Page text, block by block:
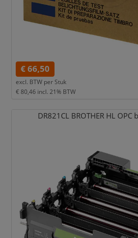
€ 66,50
excl. BTW per Stuk
€ 80,46 incl. 21% BTW
DR821CL BROTHER HL OPC